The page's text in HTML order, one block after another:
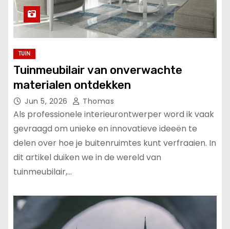
TUIN
Tuinmeubilair van onverwachte
materialen ontdekken
Jun 5, 2026 Thomas
Als professionele interieurontwerper word ik vaak
gevraagd om unieke en innovatieve ideeën te
delen over hoe je buitenruimtes kunt verfraaien. In
dit artikel duiken we in de wereld van
tuinmeubilair,…